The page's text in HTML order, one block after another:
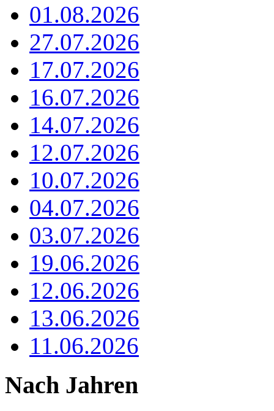
01.08.2026
27.07.2026
17.07.2026
16.07.2026
14.07.2026
12.07.2026
10.07.2026
04.07.2026
03.07.2026
19.06.2026
12.06.2026
13.06.2026
11.06.2026
Nach Jahren